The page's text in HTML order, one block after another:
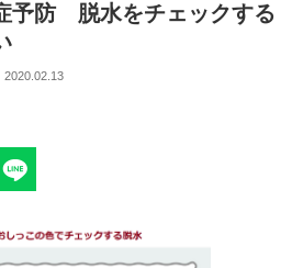
予防 脱水をチェックする
2020.02.13